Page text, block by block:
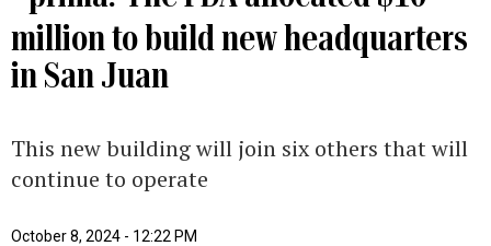
million to build new headquarters
in San Juan
This new building will join six others that will
continue to operate
October 8, 2024 - 12:22 PM